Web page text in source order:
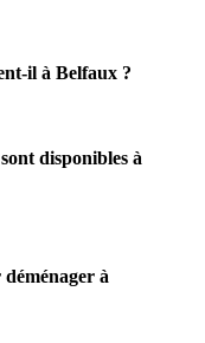
il à Belfaux ?
disponibles à
à